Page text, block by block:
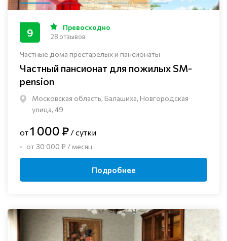
Частные дома престарелых и пансионаты
Частный пансионат для пожилых SM-
pension
Московская область, Балашиха, Новгородская
улица, 49
9 Превосходно
28 отзывов
от1 000 ₽ / сутки
от 30 000 ₽ / месяц
Подробнее